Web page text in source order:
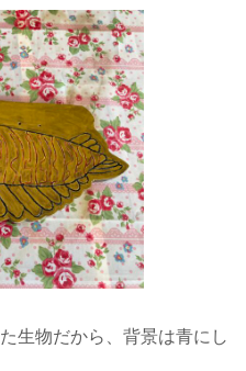
生物だから、背景は青にし